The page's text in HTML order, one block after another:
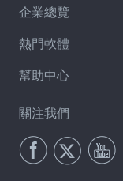
企業總覽
熱門軟體
幫助中心
關注我們